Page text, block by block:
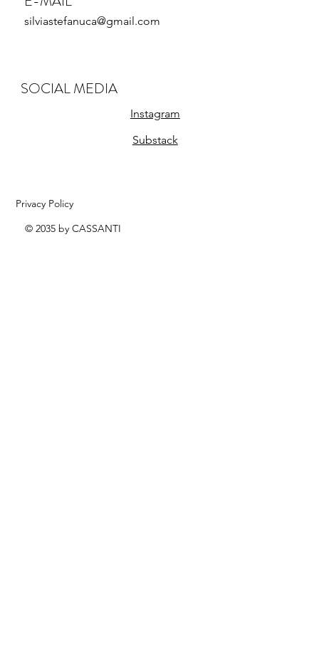
silviastefanuca@gmail.com
SOCIAL MEDIA
Instagram
Substack
Privacy Policy
© 2035 by CASSANTI